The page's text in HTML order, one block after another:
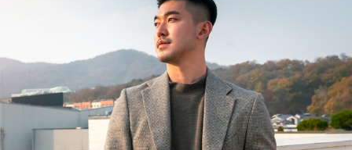
Gartner®社 2025 年 サービス中心企業向けクラウド
ERPのマジック・ クアドラント